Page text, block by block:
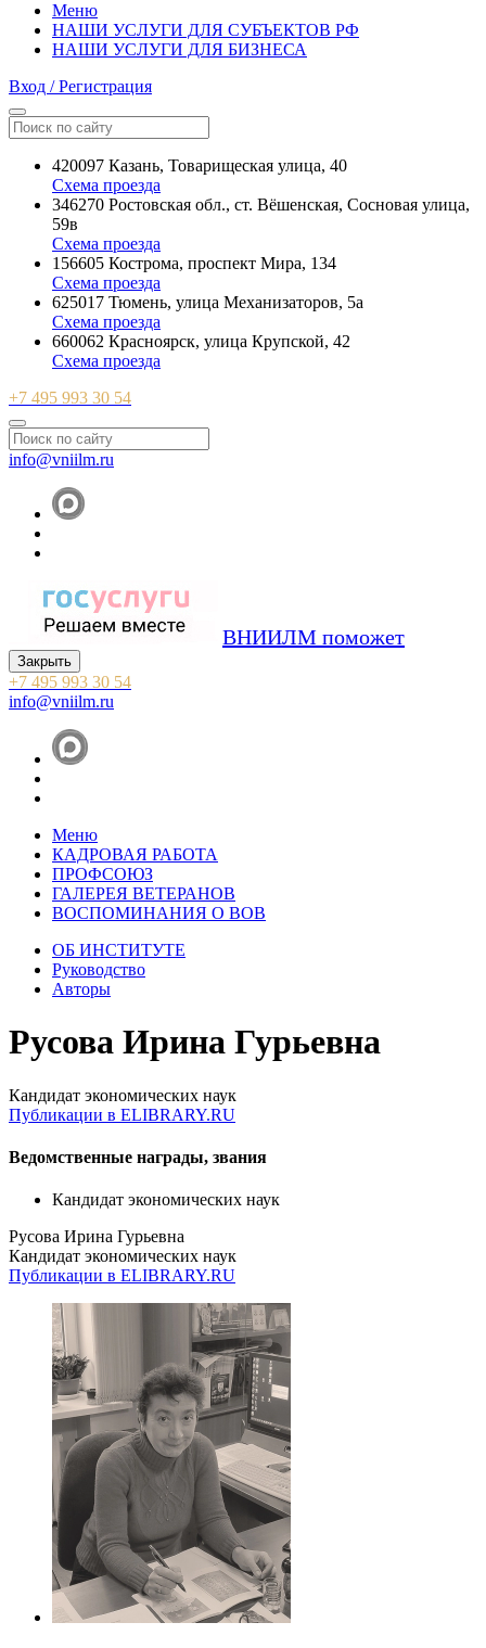
Меню
НАШИ УСЛУГИ ДЛЯ СУБЪЕКТОВ РФ
НАШИ УСЛУГИ ДЛЯ БИЗНЕСА
Вход / Регистрация
420097 Казань, Товарищеская улица, 40
Схема проезда
346270 Ростовская обл., ст. Вёшенская, Сосновая улица,
59в
Схема проезда
156605 Кострома, проспект Мира, 134
Схема проезда
625017 Тюмень, улица Механизаторов, 5а
Схема проезда
660062 Красноярск, улица Крупской, 42
Схема проезда
+7 495 993 30 54
info@vniilm.ru
ВНИИЛМ поможет
Закрыть
+7 495 993 30 54
info@vniilm.ru
Меню
КАДРОВАЯ РАБОТА
ПРОФСОЮЗ
ГАЛЕРЕЯ ВЕТЕРАНОВ
ВОСПОМИНАНИЯ О ВОВ
ОБ ИНСТИТУТЕ
Руководство
Авторы
Русова Ирина Гурьевна
Кандидат экономических наук
Публикации в ELIBRARY.RU
Ведомственные награды, звания
Кандидат экономических наук
Русова Ирина Гурьевна
Кандидат экономических наук
Публикации в ELIBRARY.RU